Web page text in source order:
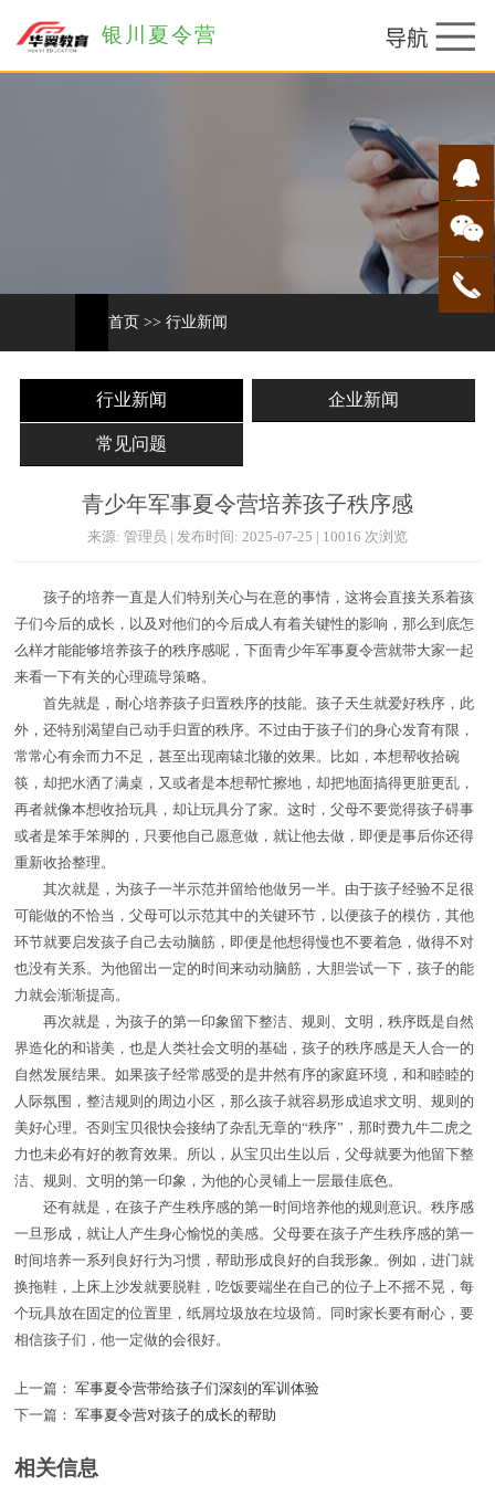
银川夏令营
首页 >> 行业新闻
行业新闻 企业新闻
常见问题
青少年军事夏令营培养孩子秩序感
来源: 管理员 | 发布时间: 2025-07-25 | 10016 次浏览
孩子的培养一直是人们特别关心与在意的事情，这将会直接关系着孩
子们今后的成长，以及对他们的今后成人有着关键性的影响，那么到底怎
么样才能能够培养孩子的秩序感呢，下面青少年军事夏令营就带大家一起
来看一下有关的心理疏导策略。
首先就是，耐心培养孩子归置秩序的技能。孩子天生就爱好秩序，此
外，还特别渴望自己动手归置的秩序。不过由于孩子们的身心发育有限，
常常心有余而力不足，甚至出现南辕北辙的效果。比如，本想帮收拾碗
筷，却把水洒了满桌，又或者是本想帮忙擦地，却把地面搞得更脏更乱，
再者就像本想收拾玩具，却让玩具分了家。这时，父母不要觉得孩子碍事
或者是笨手笨脚的，只要他自己愿意做，就让他去做，即便是事后你还得
重新收拾整理。
其次就是，为孩子一半示范并留给他做另一半。由于孩子经验不足很
可能做的不恰当，父母可以示范其中的关键环节，以便孩子的模仿，其他
环节就要启发孩子自己去动脑筋，即便是他想得慢也不要着急，做得不对
也没有关系。为他留出一定的时间来动动脑筋，大胆尝试一下，孩子的能
力就会渐渐提高。
再次就是，为孩子的第一印象留下整洁、规则、文明，秩序既是自然
界造化的和谐美，也是人类社会文明的基础，孩子的秩序感是天人合一的
自然发展结果。如果孩子经常感受的是井然有序的家庭环境，和和睦睦的
人际氛围，整洁规则的周边小区，那么孩子就容易形成追求文明、规则的
美好心理。否则宝贝很快会接纳了杂乱无章的“秩序”，那时费九牛二虎之
力也未必有好的教育效果。所以，从宝贝出生以后，父母就要为他留下整
洁、规则、文明的第一印象，为他的心灵铺上一层最佳底色。
还有就是，在孩子产生秩序感的第一时间培养他的规则意识。秩序感
一旦形成，就让人产生身心愉悦的美感。父母要在孩子产生秩序感的第一
时间培养一系列良好行为习惯，帮助形成良好的自我形象。例如，进门就
换拖鞋，上床上沙发就要脱鞋，吃饭要端坐在自己的位子上不摇不晃，每
个玩具放在固定的位置里，纸屑垃圾放在垃圾筒。同时家长要有耐心，要
相信孩子们，他一定做的会很好。
上一篇： 军事夏令营带给孩子们深刻的军训体验
下一篇： 军事夏令营对孩子的成长的帮助
相关信息